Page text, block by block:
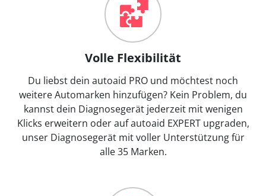
Volle Flexibilität
Du liebst dein autoaid PRO und möchtest noch
weitere Automarken hinzufügen? Kein Problem, du
kannst dein Diagnosegerät jederzeit mit wenigen
Klicks erweitern oder auf autoaid EXPERT upgraden,
unser Diagnosegerät mit voller Unterstützung für
alle 35 Marken.